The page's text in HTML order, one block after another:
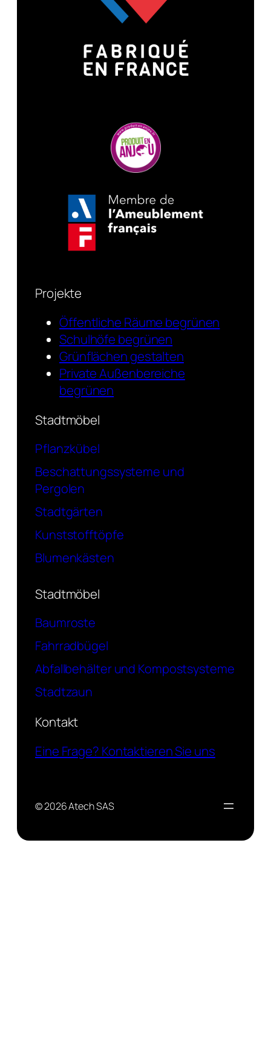
Projekte
Öffentliche Räume begrünen
Schulhöfe begrünen
Grünflächen gestalten
Private Außenbereiche
begrünen
Stadtmöbel
Pflanzkübel
Beschattungssysteme und
Pergolen
Stadtgärten
Kunststofftöpfe
Blumenkästen
Stadtmöbel
Baumroste
Fahrradbügel
Abfallbehälter und Kompostsysteme
Stadtzaun
Kontakt
Eine Frage? Kontaktieren Sie uns
© 2026 Atech SAS